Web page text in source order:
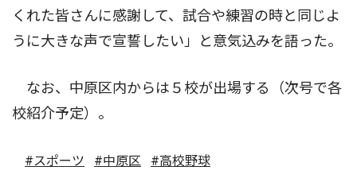
くれた皆さんに感謝して、試合や練習の時と同じよ
うに大きな声で宣誓したい」と意気込みを語った。
なお、中原区内からは５校が出場する（次号で各
校紹介予定）。
#スポーツ #中原区 #高校野球